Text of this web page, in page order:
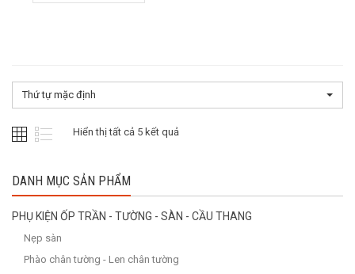
Thứ tự mặc định
Hiển thị tất cả 5 kết quả
DANH MỤC SẢN PHẨM
PHỤ KIỆN ỐP TRẦN - TƯỜNG - SÀN - CẦU THANG
Nẹp sàn
Phào chân tường - Len chân tường